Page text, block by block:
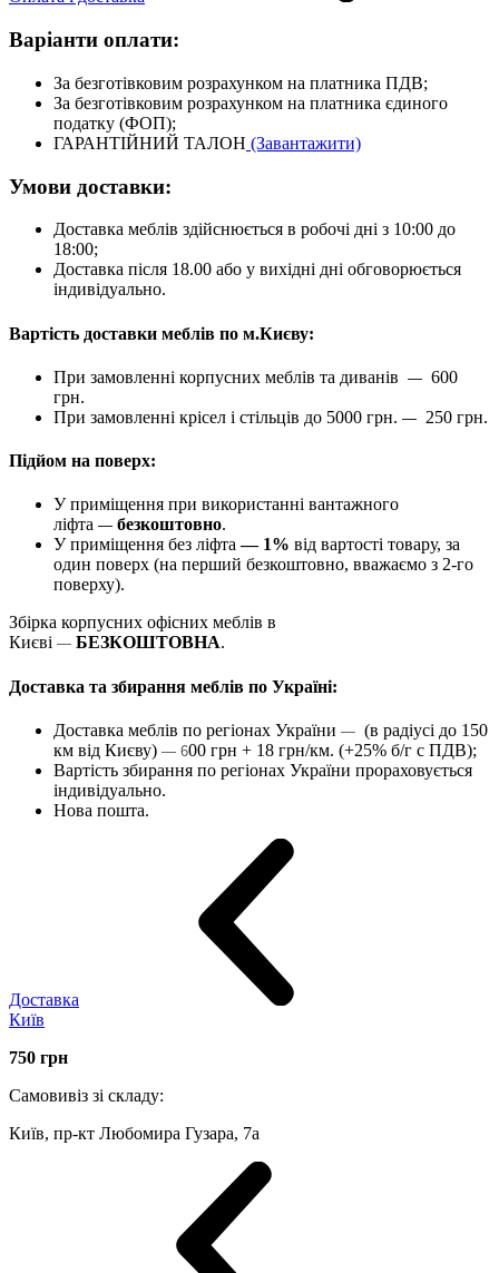
Варіанти оплати:
За безготівковим розрахунком на платника ПДВ;
За безготівковим розрахунком на платника єдиного
податку (ФОП);
ГАРАНТІЙНИЙ ТАЛОН (Завантажити)
Умови доставки:
Доставка меблів здійснюється в робочі дні з 10:00 до
18:00;
Доставка після 18.00 або у вихідні дні обговорюється
індивідуально.
Вартість доставки меблів по м.Києву:
При замовленні корпусних меблів та диванів — 600
грн.
При замовленні крісел і стільців до 5000 грн. — 250 грн.
Підйом на поверх:
У приміщення при використанні вантажного
ліфта — безкоштовно.
У приміщення без ліфта— 1% від вартості товару, за
один поверх (на перший безкоштовно, вважаємо з 2-го
поверху).
Збірка корпусних офісних меблів в
Києві — БЕЗКОШТОВНА.
Доставка та збирання меблів по Україні:
Доставка меблів по регіонах України — (в радіусі до 150
км від Києву) — 600 грн + 18 грн/км. (+25% б/г с ПДВ);
Вартість збирання по регіонах України прораховується
індивідуально.
Нова пошта.
Доставка
Київ
750 грн
Самовивіз зі складу:
Київ, пр-кт Любомира Гузара, 7а